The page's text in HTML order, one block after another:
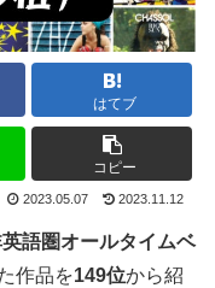
はてブ
コピー
2023.05.07 2023.11.12
語圏オールタイムベ
作品を149位から紹